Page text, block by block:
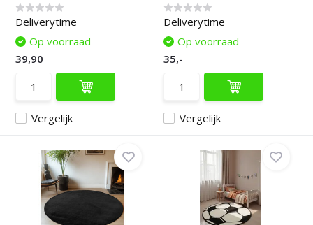
Deliverytime
Vergelijk
Op voorraad
39,90
Deliverytime
Vergelijk
Op voorraad
35,-